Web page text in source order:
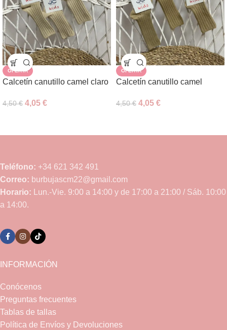
OFERTA
Calcetín canutillo camel claro
4,50€ 4,05 €
OFERTA
Calcetín canutillo camel
4,50€ 4,05 €
Teléfono: +34 621 342 491
Correo: burbujascm22@gmail.com
Horario: Lun.-Vie. 9:00 a 14:00 y de 17:00 a 21:00 / Sáb. 10:00
a 14:00.
INFORMACIÓN
Conócenos
Preguntas frecuentes
Tablas de tallas
Política de Envíos y Devoluciones